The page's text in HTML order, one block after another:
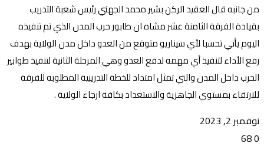
من جانبه قال العقيد الركن بشير محمد الجهني رئيس شعبة التدريب
بقيادة الفرقة الثامنة عشر مشاه ان طابور حرب المدن الذي تم تنفيذه
اليوم يأتي تحسبا لأي سيناريو متوقع من العدو داخل مدن الولاية بهدف
رفع الأداء لتنفيذ أي مهمه لدفع العدو وهي المرحلة الثانية لتنفيذ طوابير
الحرب داخل المدن والتي تمثل امتداد للخطة التدريبية المطلوبه للفرقة
للارتقاء بمستوي الجاهزية والاستعداد بكافة ارجاء الولاية .
نوفمبر 2, 2023
0